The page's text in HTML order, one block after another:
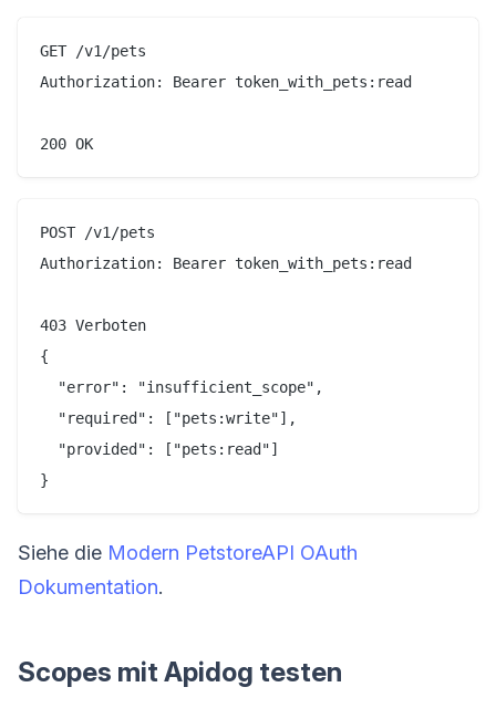
GET /v1/pets
Authorization: Bearer token_with_pets:read
POST /v1/pets
Authorization: Bearer token_with_pets:read
403 Verboten
{
  "error": "insufficient_scope",
  "required": ["pets:write"],
  "provided": ["pets:read"]
Siehe die Modern PetstoreAPI OAuth
Dokumentation.
Scopes mit Apidog testen